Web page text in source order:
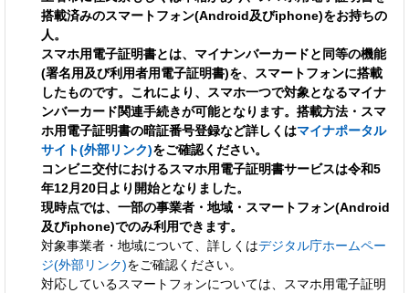
搭載済みのスマートフォン(Android及びiphone)をお持ちの
人。
スマホ用電子証明書とは、マイナンバーカードと同等の機能
(署名用及び利用者用電子証明書)を、スマートフォンに搭載
したものです。これにより、スマホ一つで対象となるマイナ
ンバーカード関連手続きが可能となります。搭載方法・スマ
ホ用電子証明書の暗証番号登録など詳しくはマイナポータル
サイト(外部リンク)をご確認ください。
コンビニ交付におけるスマホ用電子証明書サービスは令和5
年12月20日より開始となりました。
現時点では、一部の事業者・地域・スマートフォン(Android
及びiphone)でのみ利用できます。
対象事業者・地域について、詳しくはデジタル庁ホームペー
ジ(外部リンク)をご確認ください。
対応しているスマートフォンについては、スマホ用電子証明